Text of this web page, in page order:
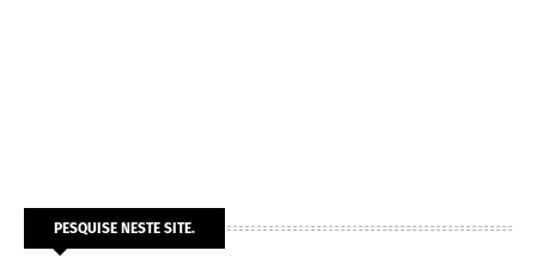
PESQUISE NESTE SITE.